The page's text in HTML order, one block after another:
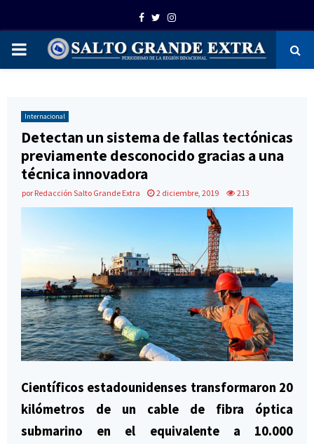
Facebook
TwitterInstagram
PRIMARY
Internacional
Detectan un sistema de fallas tectónicas
previamente desconocido gracias a una
técnica innovadora
por Redacción Salto Grande Extra 2 diciembre, 2019 213
Científicos estadounidenses transformaron 20
kilómetros de un cable de fibra óptica
submarino en el equivalente a 10.000